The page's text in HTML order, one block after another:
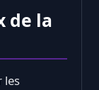
de la
les